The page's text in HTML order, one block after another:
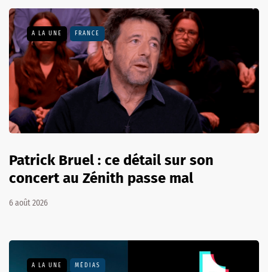
A LA UNE FRANCE
Patrick Bruel : ce détail sur son
concert au Zénith passe mal
6 août 2026
A LA UNE MÉDIAS